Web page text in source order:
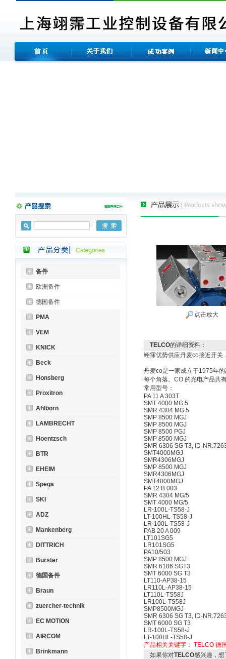
备件
欧洲备件
德国备件
PMA
VEM
KNICK
Beck
Honsberg
Proxitron
Ahlborn
LAMBRECHT
Hoentzsch
BTR
EHEIM
Spega
SKI
ADZ
Mankenberg
DITTRICH
Burster
德国备件
Braun
zuercher-technik
EC MOTION
AIRCOM
Brinkmann
点击放大
TELCO的详细资料：
翊霈优势供应丹麦co接近开关
丹麦co是一家成立于1975年
每个角落。CO 的光电产品共
常用型号：
PA 11 A 303T
SMT 4000 MG 5
SMR 4304 MG 5
SMP 8500 MGJ
SMP 8500 MGJ
SMP 8500 PGJ
SMP 8500 MGJ
SMR 6306 SG T3, ID-
SMT4000MGJ
SMR4306MGJ
SMP 8500 MGJ
SMR4306MGJ
SMT4000MGJ
PA 12 B 003
SMR 4304 MG/5
SMT 4000 MG/5
LR-100L-TS58-J
LT-100HL-TS58-J
LR-100L-TS58-J
PAB 20 A 009
LT101SG5
LR101SG5
PA10/503
SMP 8500 MGJ
SMR 6106 SGT3
SMT 6000 SG T3
LT110-AP38-15
LR110L-AP38-15
LT110L-TS58J
LR100L-TS58J
SMP8500MGJ
SMR 6306 SG T3, ID-
SMT 6000 SG T3
LR-100L-TS58-J
LT-100HL-TS58-J
产品相关关键字： TELCO 德
如果你对TELCO感兴趣，